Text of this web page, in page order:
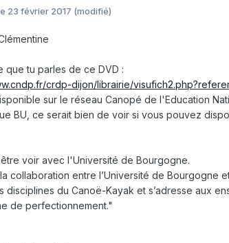
23 février 2017 (modifié)
que tu parles de ce DVD :
crdp-dijon/librairie/
sur le réseau Canopé de l'Education
BU, ce serait bien de voir si vous pouvez
voir avec l'Université de Bourgogne.
collaboration entre l’Université de Bourgogne
disciplines du Canoë-Kayak et s’adresse aux
de perfectionnement."